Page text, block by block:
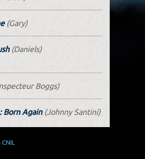
(Gary)
(Daniels)
Boggs)
Born Again(Johnny Santini)